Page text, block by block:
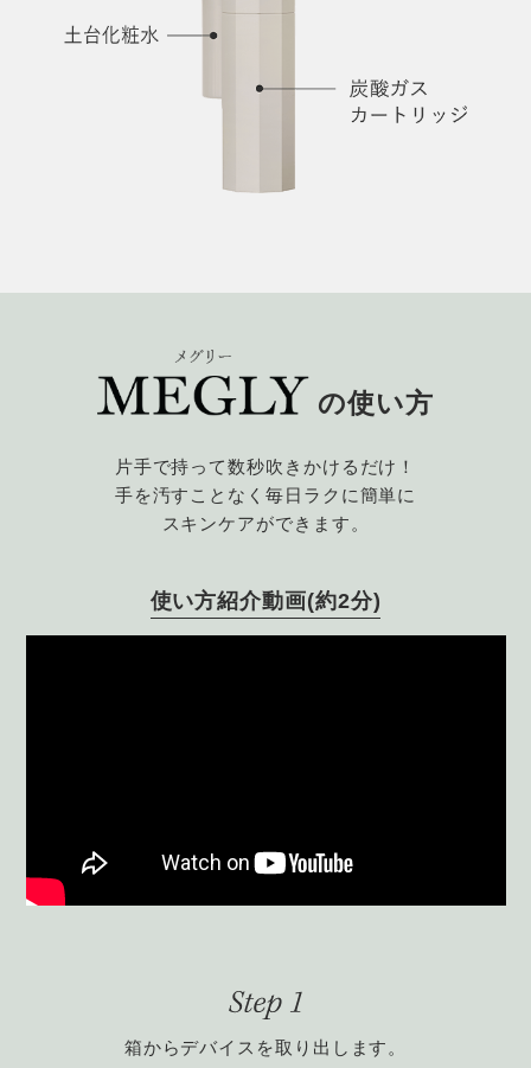
の使い方
片手で持って数秒吹きかけるだけ！
手を汚すことなく毎日ラクに簡単に
スキンケアができます。
使い方紹介動画(約2分)
箱からデバイスを取り出します。